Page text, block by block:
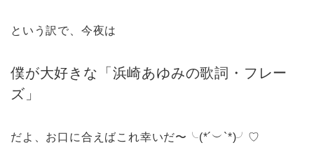
という訳で、今夜は
僕が大好きな「浜崎あゆみの歌詞・フレー
ズ」
だよ、お口に合えばこれ幸いだ〜╰(*´︶`*)╯♡